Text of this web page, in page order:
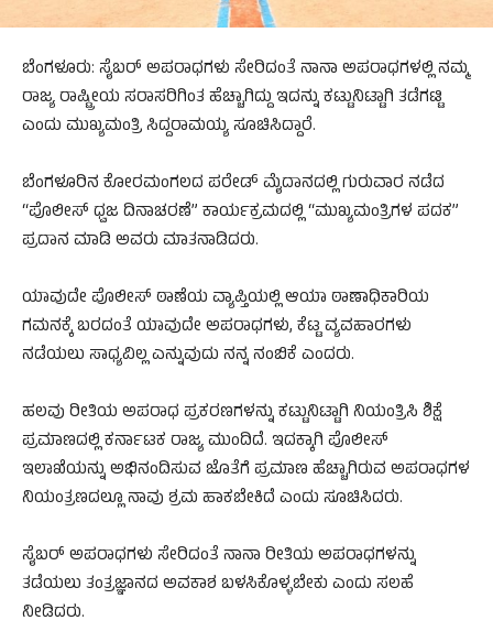
ಬೆಂಗಳೂರು: ಸೈಬರ್ ಅಪರಾಧಗಳು ಸೇರಿದಂತೆ ನಾನಾ ಅಪರಾಧಗಳಲ್ಲಿ ನಮ್ಮ
ರಾಜ್ಯ ರಾಷ್ಟ್ರೀಯ ಸರಾಸರಿಗಿಂತ ಹೆಚ್ಚಾಗಿದ್ದು ಇದನ್ನು ಕಟ್ಟುನಿಟ್ಟಾಗಿ ತಡೆಗಟ್ಟಿ
ಎಂದು ಮುಖ್ಯಮಂತ್ರಿ ಸಿದ್ದರಾಮಯ್ಯ ಸೂಚಿಸಿದ್ದಾರೆ.
ಬೆಂಗಳೂರಿನ ಕೋರಮಂಗಲದ ಪರೇಡ್ ಮೈದಾನದಲ್ಲಿ ಗುರುವಾರ ನಡೆದ
“ಪೊಲೀಸ್ ಧ್ವಜ ದಿನಾಚರಣೆ” ಕಾರ್ಯಕ್ರಮದಲ್ಲಿ “ಮುಖ್ಯಮಂತ್ರಿಗಳ ಪದಕ”
ಪ್ರದಾನ ಮಾಡಿ ಅವರು ಮಾತನಾಡಿದರು.
ಯಾವುದೇ ಪೊಲೀಸ್ ಠಾಣೆಯ ವ್ಯಾಪ್ತಿಯಲ್ಲಿ ಆಯಾ ಠಾಣಾಧಿಕಾರಿಯ
ಗಮನಕ್ಕೆ ಬರದಂತೆ ಯಾವುದೇ ಅಪರಾಧಗಳು, ಕೆಟ್ಟ ವ್ಯವಹಾರಗಳು
ನಡೆಯಲು ಸಾಧ್ಯವಿಲ್ಲ ಎನ್ನುವುದು ನನ್ನ ನಂಬಿಕೆ ಎಂದರು.
ಹಲವು ರೀತಿಯ ಅಪರಾಧ ಪ್ರಕರಣಗಳನ್ನು ಕಟ್ಟುನಿಟ್ಟಾಗಿ ನಿಯಂತ್ರಿಸಿ ಶಿಕ್ಷೆ
ಪ್ರಮಾಣದಲ್ಲಿ ಕರ್ನಾಟಕ ರಾಜ್ಯ ಮುಂದಿದೆ. ಇದಕ್ಕಾಗಿ ಪೊಲೀಸ್
ಇಲಾಖೆಯನ್ನು ಅಭಿನಂದಿಸುವ ಜೊತೆಗೆ ಪ್ರಮಾಣ ಹೆಚ್ಚಾಗಿರುವ ಅಪರಾಧಗಳ
ನಿಯಂತ್ರಣದಲ್ಲೂ ನಾವು ಶ್ರಮ ಹಾಕಬೇಕಿದೆ ಎಂದು ಸೂಚಿಸಿದರು.
ಸೈಬರ್ ಅಪರಾಧಗಳು ಸೇರಿದಂತೆ ನಾನಾ ರೀತಿಯ ಅಪರಾಧಗಳನ್ನು
ತಡೆಯಲು ತಂತ್ರಜ್ಞಾನದ ಅವಕಾಶ ಬಳಸಿಕೊಳ್ಳಬೇಕು ಎಂದು ಸಲಹೆ
ನೀಡಿದರು.